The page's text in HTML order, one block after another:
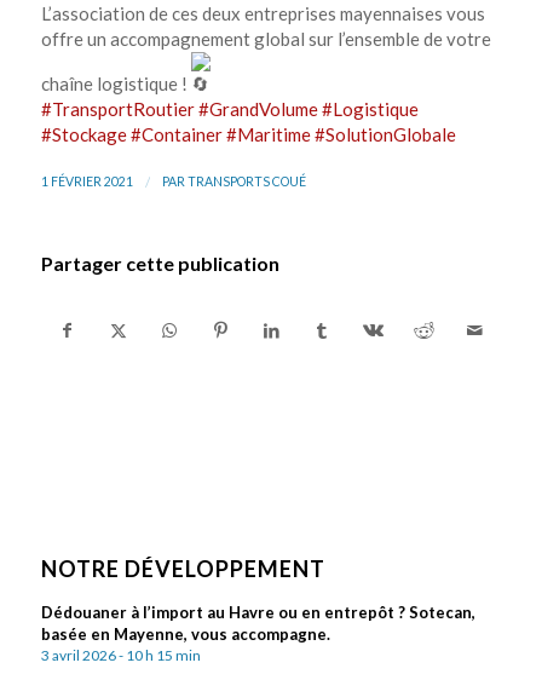
L’association de ces deux entreprises mayennaises vous
offre un accompagnement global sur l’ensemble de votre
chaîne logistique !
#TransportRoutier#GrandVolume#Logistique
#Stockage#Container#Maritime#SolutionGlobale
1 FÉVRIER 2021 / PAR TRANSPORTS COUÉ
Partager cette publication
NOTRE DÉVELOPPEMENT
Dédouaner à l’import au Havre ou en entrepôt ? Sotecan,
basée en Mayenne, vous accompagne.
3 avril 2026 - 10 h 15 min